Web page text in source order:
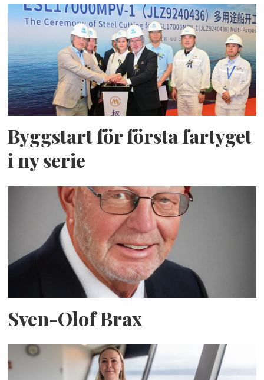
Byggstart för första fartyget
i ny serie
Sven-Olof Brax